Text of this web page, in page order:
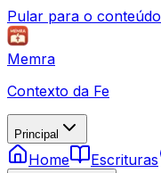
Pular para o conteúdo
Memra
Contexto da Fe
Principal
Home Escrituras